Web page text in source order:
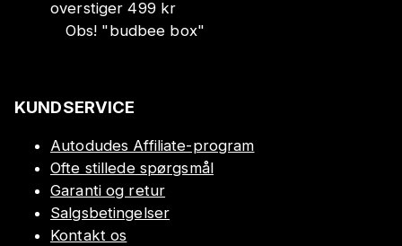
overstiger 499 kr
Obs! "budbee box"
KUNDSERVICE
Autodudes Affiliate-program
Ofte stillede spørgsmål
Garanti og retur
Salgsbetingelser
Kontakt os